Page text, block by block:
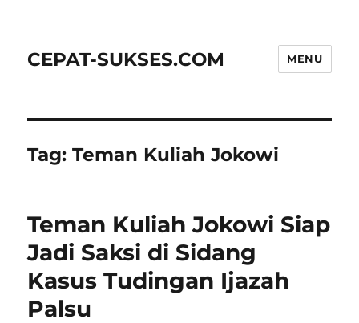
CEPAT-SUKSES.COM MENU
Tag:Teman Kuliah Jokowi
Teman Kuliah Jokowi Siap
Jadi Saksi di Sidang
Kasus Tudingan Ijazah
Palsu